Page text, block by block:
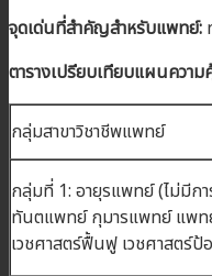
จุดเด่นที่สำคัญสำหรับแพทย์:
ตารางเปรียบเทียบแผนควา
กลุ่มสาขาวิชาชีพแพทย์
กลุ่มที่ 1: อายุรแพทย์ (ไม่มีก
ทันตแพทย์ กุมารแพทย์ แพท
เวชศาสตร์ฟื้นฟู เวชศาสตร์